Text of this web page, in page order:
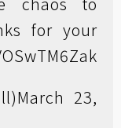
for your
March 23,